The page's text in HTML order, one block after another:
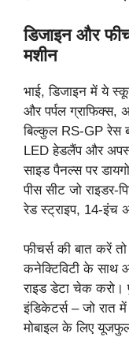
डिजाइन और
मशीन
भाई, डिजाइन में ये
और पर्पल ग्राफिक्स,
बिल्कुल RS-GP रेस
LED हेडलैंप और
साइड पैनल्स पर
पीस सीट जो राइडर-
रेड स्ट्राइप, 14-इंच
फीचर्स की बात करें
कनेक्टिविटी के साथ
राइड डेटा चेक
इंडिकेटर्स – जो रात में
मोबाइल के लिए